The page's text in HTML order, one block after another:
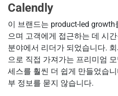
Calendly
이 브랜드는 product-led
으며 고객에게 접근하는 데 시
분야에서 리더가 되었습니다.
으로 직접 가져가는 프리미엄
세스를 훨씬 더 쉽게 만들었습
부 정보를 묻지 않습니다.